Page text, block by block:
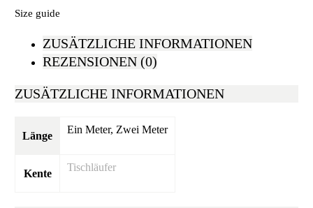
Size guide
ZUSÄTZLICHE INFORMATIONEN
REZENSIONEN (0)
ZUSÄTZLICHE INFORMATIONEN
Länge
Ein Meter, Zwei Meter
Kente
Tischläufer